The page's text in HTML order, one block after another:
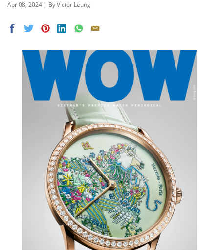
Apr 08, 2024 | By Victor Leung